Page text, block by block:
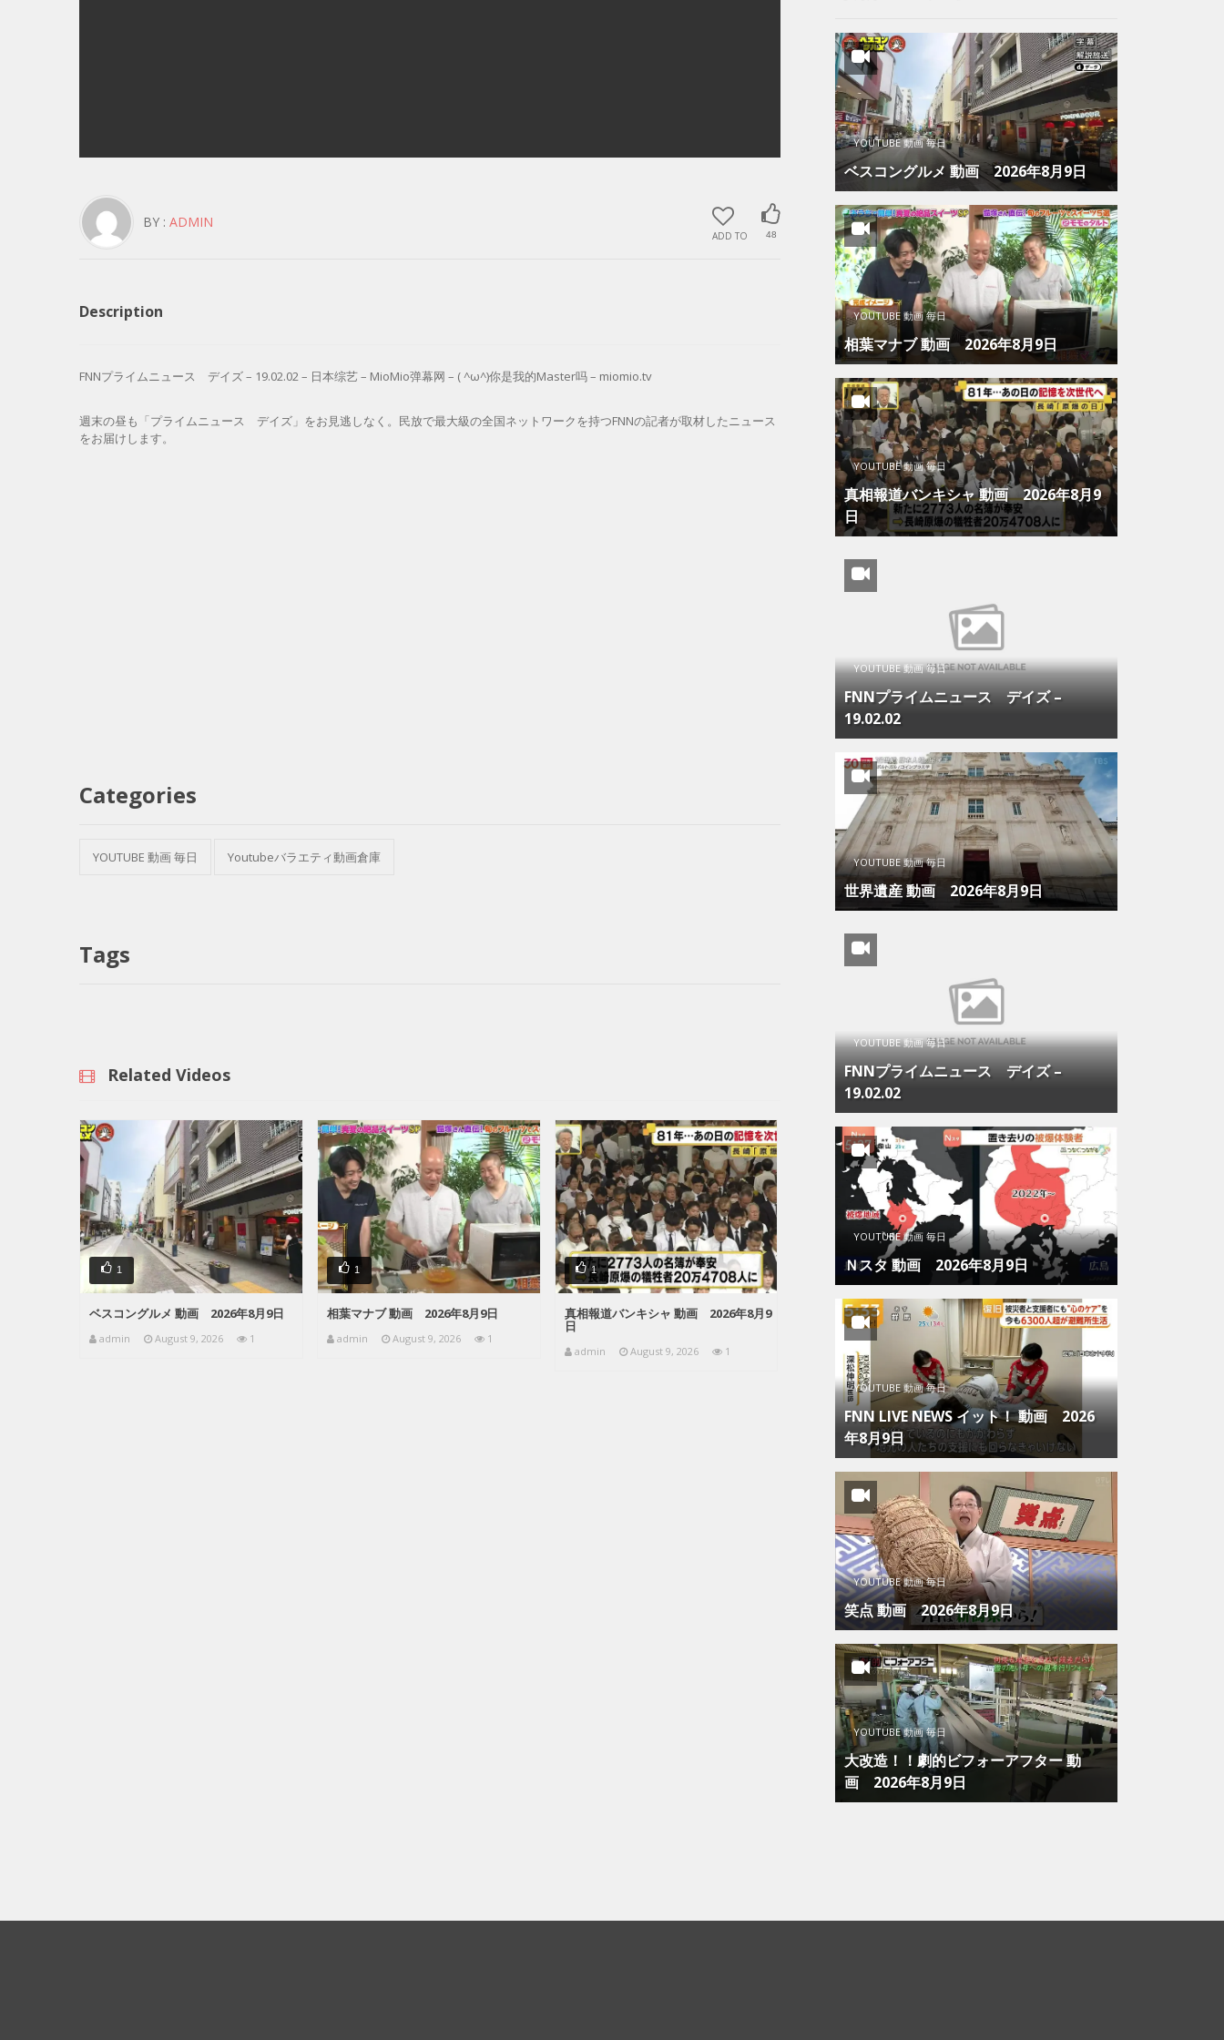
ADD TO 48
BY : ADMIN
Description
FNNプライムニュース デイズ – 19.02.02 – 日本综艺 – MioMio弹幕网 – ( ^ω^)你是我的Master吗 – miomio.tv
週末の昼も「プライムニュース デイズ」をお見逃しなく。民放で最大級の全国ネットワークを持つFNNの記者が取材したニュース
をお届けします。
Categories
YOUTUBE 動画 毎日 Youtubeバラエティ動画倉庫
Tags
Related Videos
1
ベスコングルメ 動画 2026年8月9日
admin August 9, 2026 1
1
相葉マナブ 動画 2026年8月9日
admin August 9, 2026 1
1
真相報道バンキシャ 動画 2026年8月9
日
admin August 9, 2026 1
YOUTUBE 動画 毎日
ベスコングルメ 動画 2026年8月9日
YOUTUBE 動画 毎日
相葉マナブ 動画 2026年8月9日
YOUTUBE 動画 毎日
真相報道バンキシャ 動画 2026年8月9
日
YOUTUBE 動画 毎日
FNNプライムニュース デイズ –
19.02.02
YOUTUBE 動画 毎日
世界遺産 動画 2026年8月9日
YOUTUBE 動画 毎日
FNNプライムニュース デイズ –
19.02.02
YOUTUBE 動画 毎日
Ｎスタ 動画 2026年8月9日
YOUTUBE 動画 毎日
FNN LIVE NEWS イット！ 動画 2026
年8月9日
YOUTUBE 動画 毎日
笑点 動画 2026年8月9日
YOUTUBE 動画 毎日
大改造！！劇的ビフォーアフター 動
画 2026年8月9日